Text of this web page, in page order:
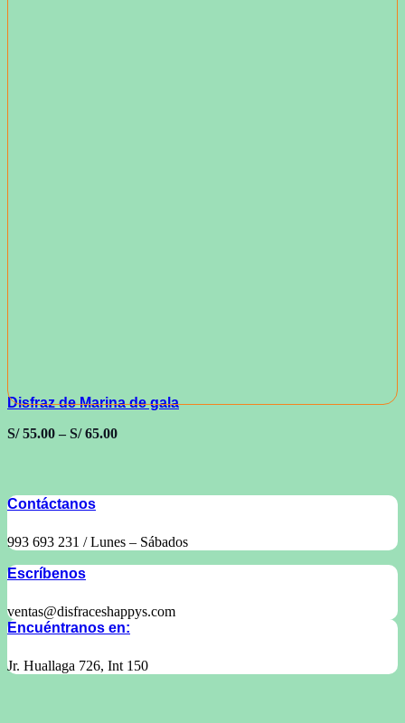
Disfraz de Marina de gala
S/55.00 – S/65.00
Contáctanos
993 693 231 / Lunes – Sábados
Escríbenos
ventas@disfraceshappys.com
Encuéntranos en:
Jr. Huallaga 726, Int 150